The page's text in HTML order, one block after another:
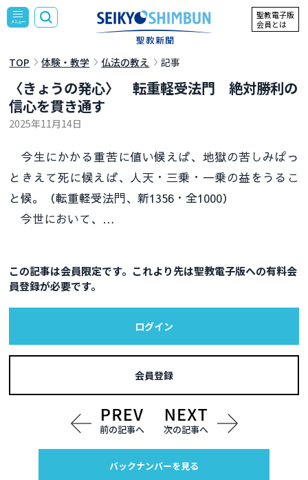
聖教電子版
会員とは
TOP 体験・教学 仏法の教え 記事
〈きょうの発心〉 転重軽受法門 絶対勝利の
信心を貫き通す
2025年11月14日
今生にかかる重苦に値い候えば、地獄の苦しみぱっ
ときえて死に候えば、人天・三乗・一乗の益をうるこ
と候。（転重軽受法門、新1356・全1000）
今世において、…
この記事は会員限定です。これより先は聖教電子版への有料会
員登録が必要です。
ログイン
会員登録
前の記事へ 次の記事へ
バックナンバーを見る